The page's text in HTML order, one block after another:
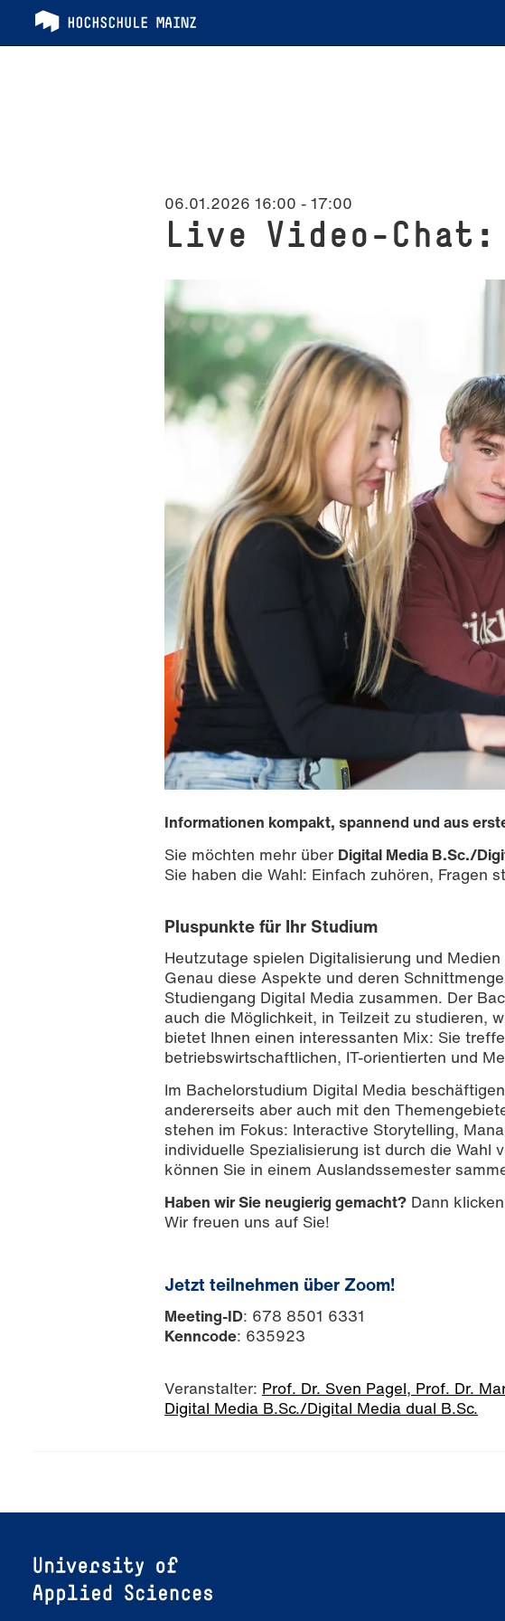
06.01.2026 16:00 - 17:00
Live Video-
Foto: Nathalie Zimmermann
Informationen kompakt, spannend und aus
Sie möchten mehr über Digital Media B.Sc./
Sie haben die Wahl: Einfach zuhören, Fragen
Pluspunkte für Ihr Studium
Heutzutage spielen Digitalisierung und
Genau diese Aspekte und deren
Studiengang Digital Media zusammen. Der
auch die Möglichkeit, in Teilzeit zu studieren,
bietet Ihnen einen interessanten Mix: Sie
betriebswirtschaftlichen, IT-orientierten und
Im Bachelorstudium Digital Media
andererseits aber auch mit den
stehen im Fokus: Interactive Storytelling,
individuelle Spezialisierung ist durch die
können Sie in einem Auslandssemester
Haben wir Sie neugierig gemacht? Dann
Wir freuen uns auf Sie!
Jetzt teilnehmen über Zoom!
Meeting-ID: 678 8501 6331
Kenncode: 635923
Veranstalter: Prof. Dr. Sven Pagel, Prof. Dr.
Digital Media B.Sc./Digital Media dual B.Sc.